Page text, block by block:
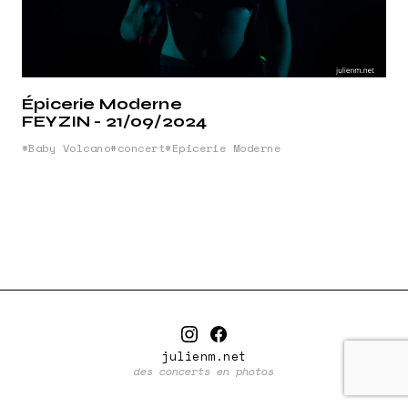
Épicerie Moderne
FEYZIN - 21/09/2024
Baby Volcano concert Epicerie Moderne
julienm.net
des concerts en photos